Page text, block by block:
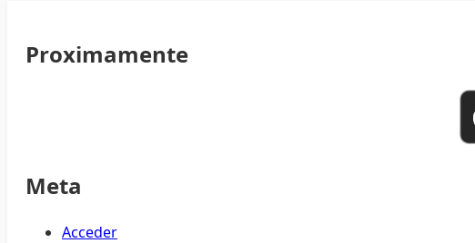
Proximamente
Meta
Acceder